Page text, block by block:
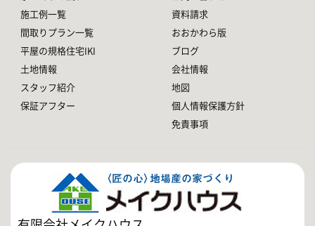
施工例一覧
間取りプラン一覧
平屋の規格住宅IKI
土地情報
スタッフ紹介
保証アフター
資料請求
おおかわら版
ブログ
会社情報
地図
個人情報保護方針
免責事項